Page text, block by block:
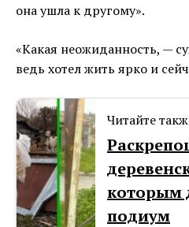
она ушла к другому».
«Какая неожиданность, —
ведь хотел жить ярко и
Читайте
которым
подиум